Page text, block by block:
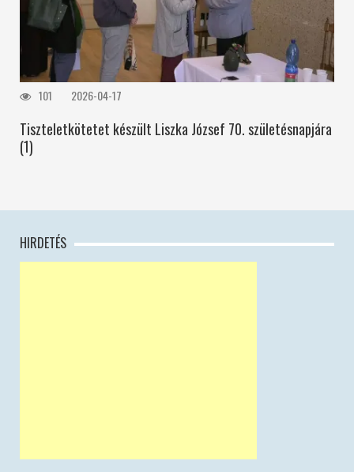
101 2026-04-17
Tiszteletkötetet készült Liszka József 70. születésnapjára
(1)
HIRDETÉS